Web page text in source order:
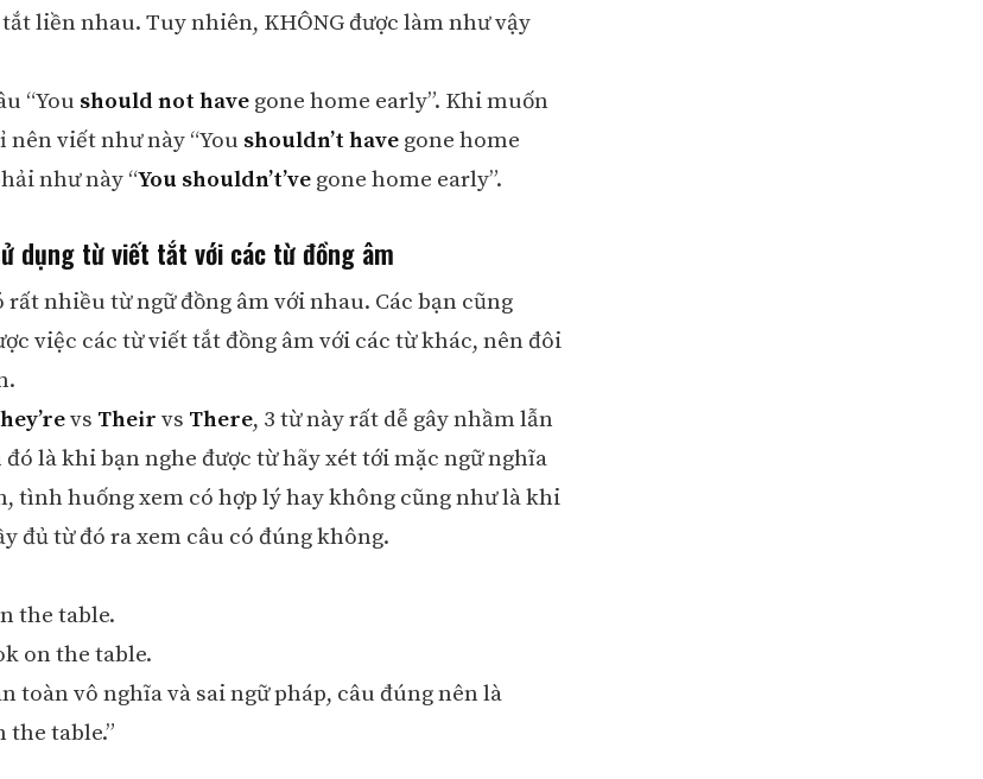
liền nhau. Tuy nhiên, KHÔNG được làm như vậy
“You should not havegone home early”. Khi muốn
viết như này “You shouldn’t havegone home
như này “You shouldn’t’vegone home early”.
dụng từ viết tắt với các từ đồng âm
nhiều từ ngữ đồng âm với nhau. Các bạn cũng
việc các từ viết tắt đồng âm với các từ khác, nên đôi
vs Their vs There, 3 từ này rất dễ gây nhầm lẫn
là khi bạn nghe được từ hãy xét tới mặc ngữ nghĩa
tình huống xem có hợp lý hay không cũng như là khi
đủ từ đó ra xem câu có đúng không.
the table.
on the table.
toàn vô nghĩa và sai ngữ pháp, câu đúng nên là
the table.”